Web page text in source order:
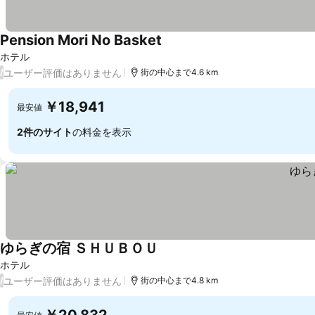
ホテル
Pension Mori No Basket
/ユーザー評価はありません 街の中心まで4.6 km
最安値 ￥18,941
2件のサイトの料金を表示
ホテル
ゆらぎの宿 ＳＨＵＢＯＵ
/ユーザー評価はありません 街の中心まで4.8 km